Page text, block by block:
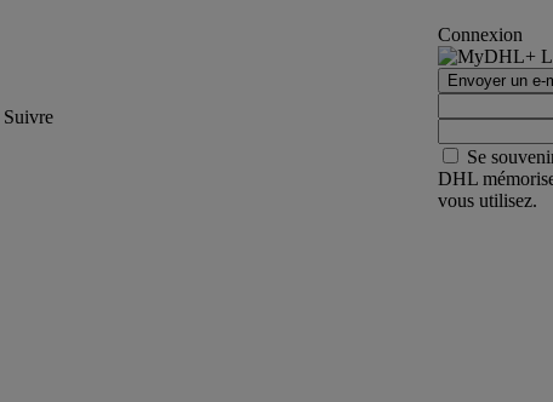
Suivre
Connexion
Envoyer un e-
Se
DHL
vous utilisez.